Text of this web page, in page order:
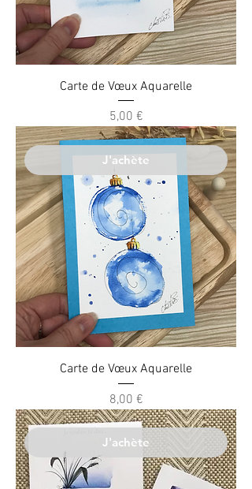
Carte de Vœux Aquarelle
Prix
5,00 €
J'achète
Carte de Vœux Aquarelle
Prix
8,00 €
J'achète